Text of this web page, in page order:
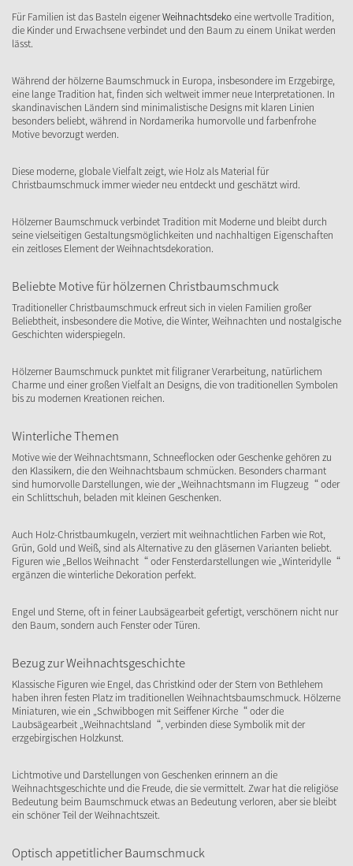
Für Familien ist das Basteln eigenerWeihnachtsdekoeine wertvolle Tradition,
die Kinder und Erwachsene verbindet und den Baum zu einem Unikat werden
lässt.
Während der hölzerne Baumschmuck in Europa, insbesondere im Erzgebirge,
eine lange Tradition hat, finden sich weltweit immer neue Interpretationen. In
skandinavischen Ländern sind minimalistische Designs mit klaren Linien
besonders beliebt, während in Nordamerika humorvolle und farbenfrohe
Motive bevorzugt werden.
Diese moderne, globale Vielfalt zeigt, wie Holz als Material für
Christbaumschmuck immer wieder neu entdeckt und geschätzt wird.
Hölzerner Baumschmuck verbindet Tradition mit Moderne und bleibt durch
seine vielseitigen Gestaltungsmöglichkeiten und nachhaltigen Eigenschaften
ein zeitloses Element der Weihnachtsdekoration.
Beliebte Motive für hölzernen Christbaumschmuck
Traditioneller Christbaumschmuck erfreut sich in vielen Familien großer
Beliebtheit, insbesondere die Motive, die Winter, Weihnachten und nostalgische
Geschichten widerspiegeln.
Hölzerner Baumschmuck punktet mit filigraner Verarbeitung, natürlichem
Charme und einer großen Vielfalt an Designs, die von traditionellen Symbolen
bis zu modernen Kreationen reichen.
Winterliche Themen
Motive wie der Weihnachtsmann, Schneeflocken oder Geschenke gehören zu
den Klassikern, die den Weihnachtsbaum schmücken. Besonders charmant
sind humorvolle Darstellungen, wie der „Weihnachtsmann im Flugzeug“ oder
ein Schlittschuh, beladen mit kleinen Geschenken.
Auch Holz-Christbaumkugeln, verziert mit weihnachtlichen Farben wie Rot,
Grün, Gold und Weiß, sind als Alternative zu den gläsernen Varianten beliebt.
Figuren wie „Bellos Weihnacht“ oder Fensterdarstellungen wie „Winteridylle“
ergänzen die winterliche Dekoration perfekt.
Engel und Sterne, oft in feiner Laubsägearbeit gefertigt, verschönern nicht nur
den Baum, sondern auch Fenster oder Türen.
Bezug zur Weihnachtsgeschichte
Klassische Figuren wie Engel, das Christkind oder der Stern von Bethlehem
haben ihren festen Platz im traditionellen Weihnachtsbaumschmuck. Hölzerne
Miniaturen, wie ein „Schwibbogen mit Seiffener Kirche“ oder die
Laubsägearbeit „Weihnachtsland“, verbinden diese Symbolik mit der
erzgebirgischen Holzkunst.
Lichtmotive und Darstellungen von Geschenken erinnern an die
Weihnachtsgeschichte und die Freude, die sie vermittelt. Zwar hat die religiöse
Bedeutung beim Baumschmuck etwas an Bedeutung verloren, aber sie bleibt
ein schöner Teil der Weihnachtszeit.
Optisch appetitlicher Baumschmuck